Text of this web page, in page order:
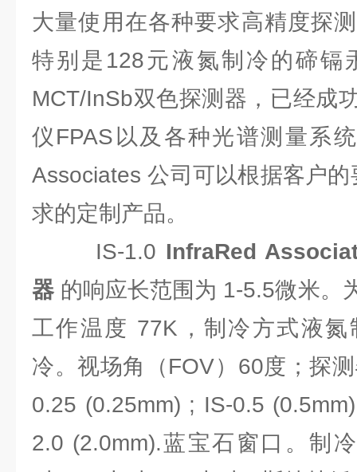
大量使用在各种要求高精度探
特别是128元液氮制冷的碲镉
MCT/InSb双色探测器，已经成
仪FPAS以及各种光谱测量系
Associates 公司可以根据客户
求的定制产品。
IS-1.0 InfraRed
器 的响应长范围为 1-5.5微米。
工作温度 77K，制冷方式液
冷。视场角（FOV）60度；探
0.25 (0.25mm) ; IS-0.5
2.0 (2.0mm).蓝宝石窗口。制